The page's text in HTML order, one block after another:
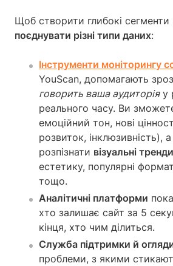
Щоб створити глибокі сегменти
поєднувати різні типи даних:
Інструменти моніторингу
YouScan, допомагають
говорить ваша аудиторіяу
реального часу. Ви
емоційний тон, нові
розвиток, інклюзивність),
розпізнати візуальні тренди
естетику, популярні
тощо.
Аналітичні платформи
хто залишає сайт за 5
кінця, хто чим ділиться.
Служба підтримки й
проблеми, з якими